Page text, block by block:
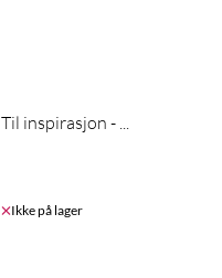
Til inspirasjon - ...
Ikke på lager